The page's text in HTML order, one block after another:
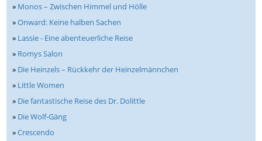
» Monos – Zwischen Himmel und Hölle
»Onward: Keine halben Sachen
» Lassie - Eine abenteuerliche Reise
» Romys Salon
» Die Heinzels – Rückkehr der Heinzelmännchen
» Little Women
» Die fantastische Reise des Dr. Dolittle
» Die Wolf-Gäng
»Crescendo